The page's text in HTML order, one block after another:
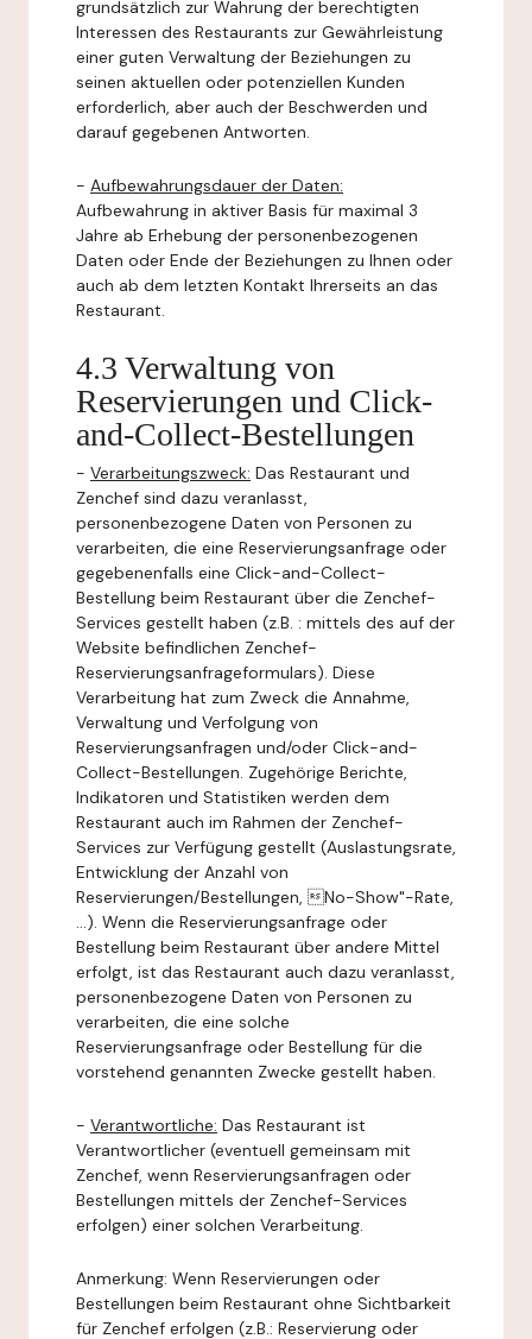
grundsätzlich zur Wahrung der berechtigten
Interessen des Restaurants zur Gewährleistung
einer guten Verwaltung der Beziehungen zu
seinen aktuellen oder potenziellen Kunden
erforderlich, aber auch der Beschwerden und
darauf gegebenen Antworten.
- Aufbewahrungsdauer der Daten:
Aufbewahrung in aktiver Basis für maximal 3
Jahre ab Erhebung der personenbezogenen
Daten oder Ende der Beziehungen zu Ihnen oder
auch ab dem letzten Kontakt Ihrerseits an das
Restaurant.
4.3 Verwaltung von
Reservierungen und Click-
and-Collect-Bestellungen
- Verarbeitungszweck: Das Restaurant und
Zenchef sind dazu veranlasst,
personenbezogene Daten von Personen zu
verarbeiten, die eine Reservierungsanfrage oder
gegebenenfalls eine Click-and-Collect-
Bestellung beim Restaurant über die Zenchef-
Services gestellt haben (z.B. : mittels des auf der
Website befindlichen Zenchef-
Reservierungsanfrageformulars). Diese
Verarbeitung hat zum Zweck die Annahme,
Verwaltung und Verfolgung von
Reservierungsanfragen und/oder Click-and-
Collect-Bestellungen. Zugehörige Berichte,
Indikatoren und Statistiken werden dem
Restaurant auch im Rahmen der Zenchef-
Services zur Verfügung gestellt (Auslastungsrate,
Entwicklung der Anzahl von
Reservierungen/Bestellungen, No-Show"-Rate,
...). Wenn die Reservierungsanfrage oder
Bestellung beim Restaurant über andere Mittel
erfolgt, ist das Restaurant auch dazu veranlasst,
personenbezogene Daten von Personen zu
verarbeiten, die eine solche
Reservierungsanfrage oder Bestellung für die
vorstehend genannten Zwecke gestellt haben.
- Verantwortliche: Das Restaurant ist
Verantwortlicher (eventuell gemeinsam mit
Zenchef, wenn Reservierungsanfragen oder
Bestellungen mittels der Zenchef-Services
erfolgen) einer solchen Verarbeitung.
Anmerkung: Wenn Reservierungen oder
Bestellungen beim Restaurant ohne Sichtbarkeit
für Zenchef erfolgen (z.B.: Reservierung oder